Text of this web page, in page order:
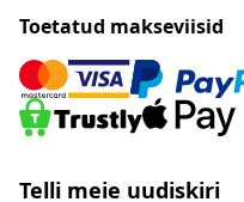
Toetatud makseviisid
Telli meie uudiskiri